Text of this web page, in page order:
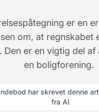
er en
om, at regnskabet
Den er en vigtig del af
en boligforening.
har skrevet denne
fra AI